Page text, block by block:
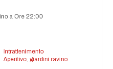
a Ore 22:00
Intrattenimento
Aperitivo, giardini ravino